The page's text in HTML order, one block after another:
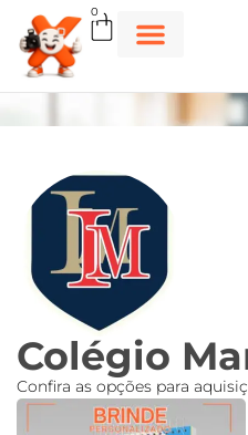
0
Colégio
Confira as opções para